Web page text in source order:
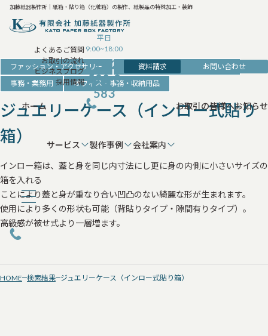
加藤紙器製作所｜紙箱・貼り箱（化粧箱）の製作、紙製品の特殊加工・装飾
よくあるご質問
お取引の流れ
ビジネスブログ
採用情報
平日
9:00~18:00
042-
520-8
583
資料請求 お問い合わせ
ホーム
サービス 製作事例 会社案内
お取引の皆様へお知らせ
ファッション・アクセサリー
アクセサリー・時計・装飾品の箱
事務・業務用
オフィス・事務・収納用品
ジュエリーケース（インロー式貼り
箱）
インロー箱は、蓋と身を同じ内寸法にし更に身の内側に小さいサイズの
箱を入れる
ことにより蓋と身が重なり合い凹凸のない綺麗な形が生まれます。
使用により多くの形状も可能（背貼りタイプ・隙間有りタイプ）。
高級感が被せ式より一層増ます。
HOME 検索結果 ジュエリーケース（インロー式貼り箱）